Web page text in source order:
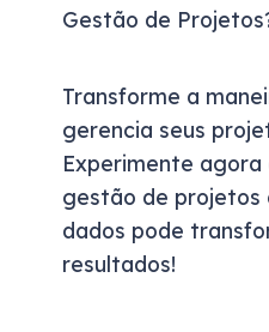
Gestão de
Transforme a
gerencia seus
Experimente
gestão de projetos
dados pode
resultados!